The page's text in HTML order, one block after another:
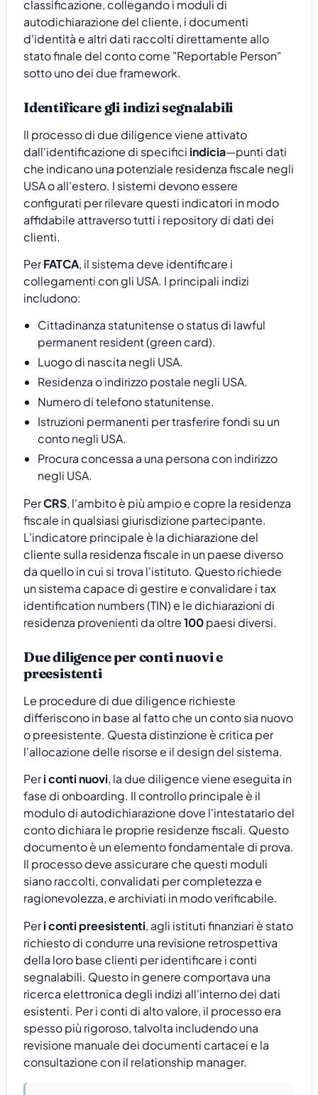
classificazione, collegando i moduli di
autodichiarazione del cliente, i documenti
d'identità e altri dati raccolti direttamente allo
stato finale del conto come "Reportable Person"
sotto uno dei due framework.
Identificare gli indizi segnalabili
Il processo di due diligence viene attivato
dall'identificazione di specifici indicia—punti dati
che indicano una potenziale residenza fiscale negli
USA o all'estero. I sistemi devono essere
configurati per rilevare questi indicatori in modo
affidabile attraverso tutti i repository di dati dei
clienti.
PerFATCA, il sistema deve identificare i
collegamenti con gli USA. I principali indizi
includono:
Cittadinanza statunitense o status di lawful
permanent resident (green card).
Luogo di nascita negli USA.
Residenza o indirizzo postale negli USA.
Numero di telefono statunitense.
Istruzioni permanenti per trasferire fondi su un
conto negli USA.
Procura concessa a una persona con indirizzo
negli USA.
PerCRS, l'ambito è più ampio e copre la residenza
fiscale in qualsiasi giurisdizione partecipante.
L'indicatore principale è la dichiarazione del
cliente sulla residenza fiscale in un paese diverso
da quello in cui si trova l'istituto. Questo richiede
un sistema capace di gestire e convalidare i tax
identification numbers (TIN) e le dichiarazioni di
residenza provenienti da oltre100paesi diversi.
Due diligence per conti nuovi e
preesistenti
Le procedure di due diligence richieste
differiscono in base al fatto che un conto sia nuovo
o preesistente. Questa distinzione è critica per
l'allocazione delle risorse e il design del sistema.
Peri conti nuovi, la due diligence viene eseguita in
fase di onboarding. Il controllo principale è il
modulo di autodichiarazione dove l'intestatario del
conto dichiara le proprie residenze fiscali. Questo
documento è un elemento fondamentale di prova.
Il processo deve assicurare che questi moduli
siano raccolti, convalidati per completezza e
ragionevolezza, e archiviati in modo verificabile.
Peri conti preesistenti, agli istituti finanziari è stato
richiesto di condurre una revisione retrospettiva
della loro base clienti per identificare i conti
segnalabili. Questo in genere comportava una
ricerca elettronica degli indizi all'interno dei dati
esistenti. Per i conti di alto valore, il processo era
spesso più rigoroso, talvolta includendo una
revisione manuale dei documenti cartacei e la
consultazione con il relationship manager.